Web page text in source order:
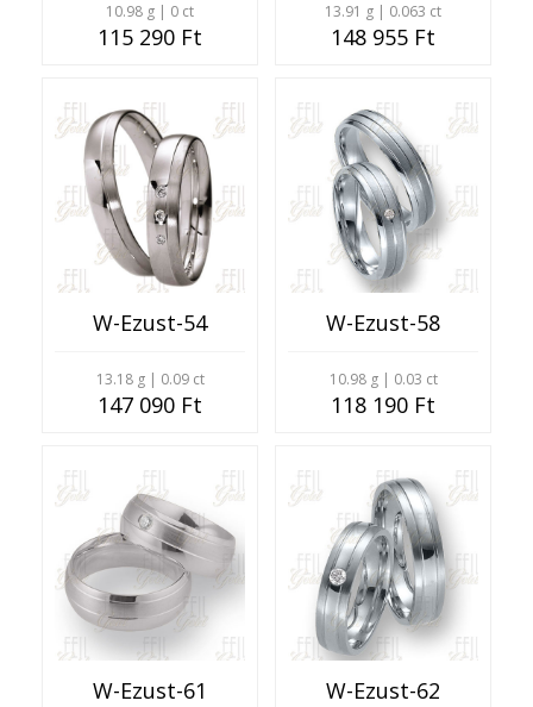
10.98 g | 0 ct
115 290 Ft
13.91 g | 0.063 ct
148 955 Ft
W-Ezust-54
13.18 g | 0.09 ct
147 090 Ft
W-Ezust-58
10.98 g | 0.03 ct
118 190 Ft
W-Ezust-61 W-Ezust-62